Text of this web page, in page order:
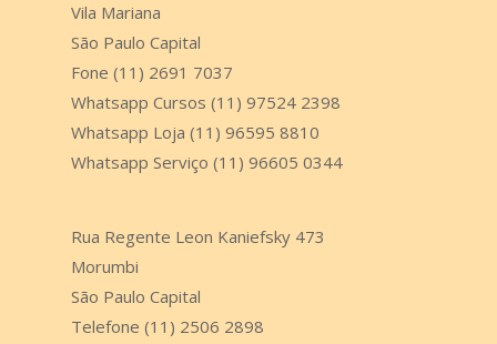
Vila Mariana
São Paulo Capital
Fone (11) 2691 7037
Whatsapp Cursos (11) 97524 2398
Whatsapp Loja (11) 96595 8810
Whatsapp Serviço (11) 96605 0344
Rua Regente Leon Kaniefsky 473
Morumbi
São Paulo Capital
Telefone (11) 2506 2898